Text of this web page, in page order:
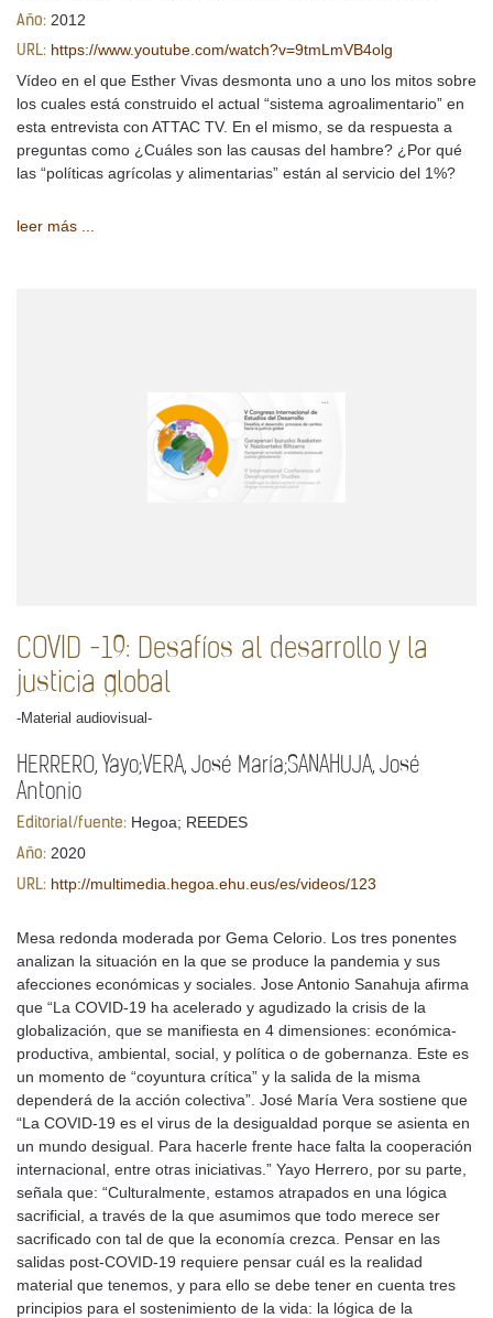
Año: 2012
URL: https://www.youtube.com/watch?v=9tmLmVB4olg
Vídeo en el que Esther Vivas desmonta uno a uno los mitos sobre
los cuales está construido el actual “sistema agroalimentario” en
esta entrevista con ATTAC TV. En el mismo, se da respuesta a
preguntas como ¿Cuáles son las causas del hambre? ¿Por qué
las “políticas agrícolas y alimentarias” están al servicio del 1%?
leer más ...
COVID -19: Desafíos al desarrollo y la
justicia global
-Material audiovisual-
HERRERO, Yayo;VERA, José María;SANAHUJA, José
Antonio
Editorial/fuente: Hegoa; REEDES
Año: 2020
URL: http://multimedia.hegoa.ehu.eus/es/videos/123
Mesa redonda moderada por Gema Celorio. Los tres ponentes
analizan la situación en la que se produce la pandemia y sus
afecciones económicas y sociales. Jose Antonio Sanahuja afirma
que “La COVID-19 ha acelerado y agudizado la crisis de la
globalización, que se manifiesta en 4 dimensiones: económica-
productiva, ambiental, social, y política o de gobernanza. Este es
un momento de “coyuntura crítica” y la salida de la misma
dependerá de la acción colectiva”. José María Vera sostiene que
“La COVID-19 es el virus de la desigualdad porque se asienta en
un mundo desigual. Para hacerle frente hace falta la cooperación
internacional, entre otras iniciativas.” Yayo Herrero, por su parte,
señala que: “Culturalmente, estamos atrapados en una lógica
sacrificial, a través de la que asumimos que todo merece ser
sacrificado con tal de que la economía crezca. Pensar en las
salidas post-COVID-19 requiere pensar cuál es la realidad
material que tenemos, y para ello se debe tener en cuenta tres
principios para el sostenimiento de la vida: la lógica de la